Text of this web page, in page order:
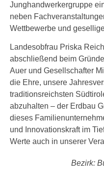
Junghandwerkergruppe
neben
Wettbewerbe und
Landesobfrau Priska
abschließend beim
Auer und Gesellschafter
die Ehre, unsere
traditionsreichsten
abzuhalten – der Erdbau
dieses
und Innovationskraft im
Werte auch in unserer
Bezirk: